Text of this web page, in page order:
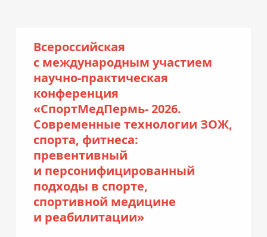
Всероссийская
с международным участием
научно-практическая
конференция
«СпортМедПермь- 2026.
Современные технологии ЗОЖ,
спорта, фитнеса:
превентивный
и персонифицированный
подходы в спорте,
спортивной медицине
и реабилитации»